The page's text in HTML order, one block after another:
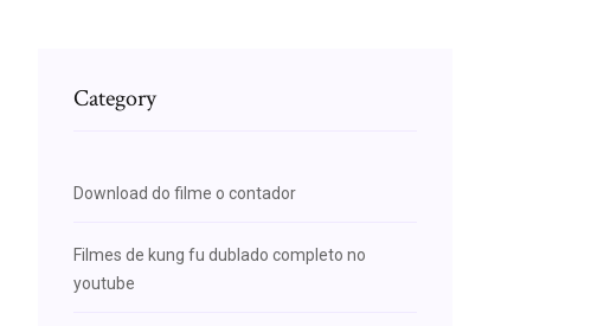
Category
Download do filme o contador
Filmes de kung fu dublado completo no
youtube